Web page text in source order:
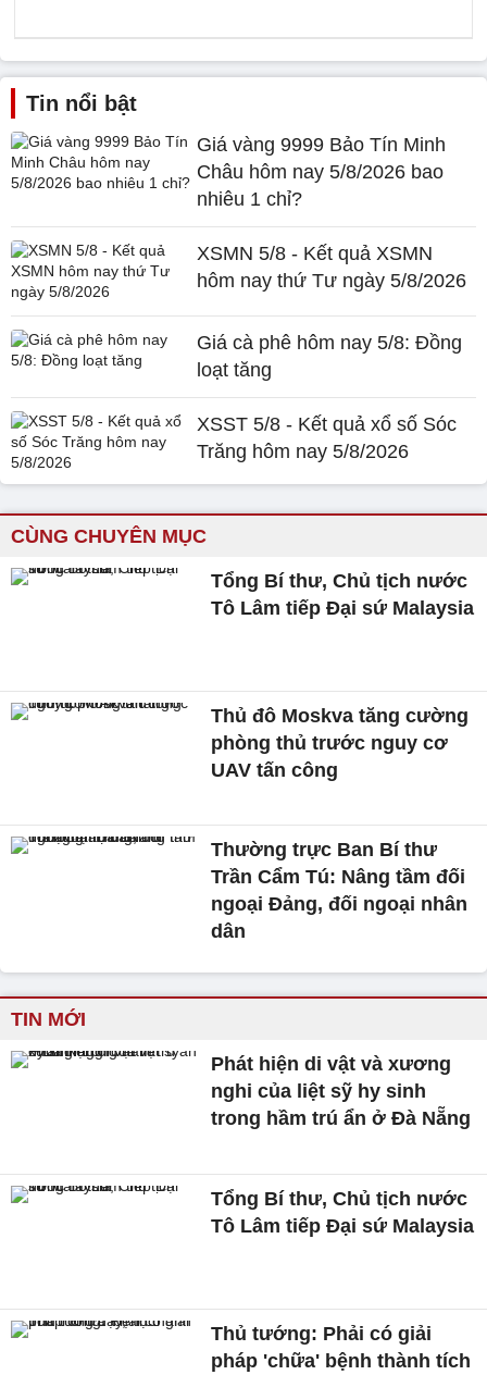
Tin nổi bật
Giá vàng 9999 Bảo Tín Minh
Châu hôm nay 5/8/2026 bao
nhiêu 1 chỉ?
XSMN 5/8 - Kết quả XSMN
hôm nay thứ Tư ngày 5/8/2026
Giá cà phê hôm nay 5/8: Đồng
loạt tăng
XSST 5/8 - Kết quả xổ số Sóc
Trăng hôm nay 5/8/2026
CÙNG CHUYÊN MỤC
Tổng Bí thư, Chủ tịch nước
Tô Lâm tiếp Đại sứ Malaysia
Thủ đô Moskva tăng cường
phòng thủ trước nguy cơ
UAV tấn công
Thường trực Ban Bí thư
Trần Cẩm Tú: Nâng tầm đối
ngoại Đảng, đối ngoại nhân
dân
TIN MỚI
Phát hiện di vật và xương
nghi của liệt sỹ hy sinh
trong hầm trú ẩn ở Đà Nẵng
Tổng Bí thư, Chủ tịch nước
Tô Lâm tiếp Đại sứ Malaysia
Thủ tướng: Phải có giải
pháp 'chữa' bệnh thành tích